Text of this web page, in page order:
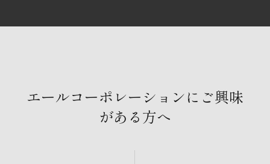
エールコーポレーションにご興味
がある方へ